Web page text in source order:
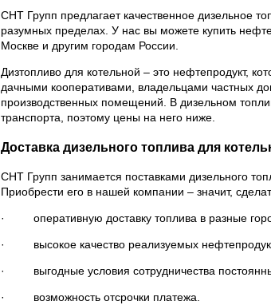
СНТ Групп предлагает качественное дизельное
разумных пределах. У нас вы можете купить
Москве и другим городам России.
Дизтопливо для котельной – это нефтепродукт,
дачными кооперативами, владельцами частных
производственных помещений. В дизельном
транспорта, поэтому цены на него ниже.
Доставка дизельного топлива для
СНТ Групп занимается поставками дизельного
Приобрести его в нашей компании – значит,
· оперативную доставку топлива в разные
· высокое качество реализуемых
· выгодные условия сотрудничества
· возможность отсрочки платежа.